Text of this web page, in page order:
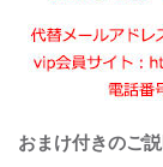
おまけ付きのご